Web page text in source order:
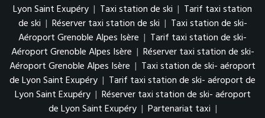
Lyon Saint Exupéry | Taxi station de ski | Tarif taxi station
de ski | Réserver taxi station de ski | Taxi station de ski-
Aéroport Grenoble Alpes Isère | Tarif taxi station de ski-
Aéroport Grenoble Alpes Isère | Réserver taxi station de ski-
Aéroport Grenoble Alpes Isère | Taxi station de ski- aéroport
de Lyon Saint Exupéry | Tarif taxi station de ski- aéroport de
Lyon Saint Exupéry | Réserver taxi station de ski- aéroport
de Lyon Saint Exupéry | Partenariat taxi |